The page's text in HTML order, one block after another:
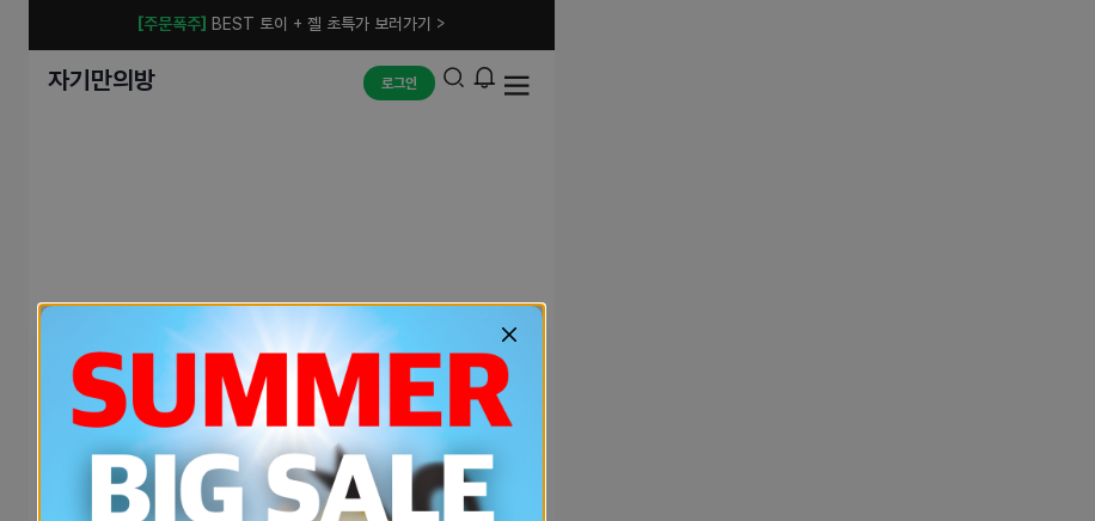
[주문폭주] BEST 토이 + 젤 초특가 보러가기 >
자기만의방 로그인
예상치 못한 에러입니다.